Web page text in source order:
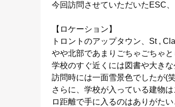
今回訪問させていただいたESC
【ロケーション】
トロントのアップタウン、St ,
やや北部であまりごちゃごちゃ
学校のすぐ近くには図書や大き
訪問時には一面雪景色でしたが(
さらに、学校が入っている建物
ロ距離で手に入るのはありがたい